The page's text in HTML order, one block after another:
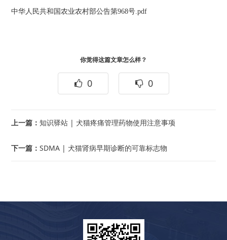
中华人民共和国农业农村部公告第968号.pdf
你觉得这篇文章怎么样？
0 0
上一篇：知识驿站 | 犬猫疼痛管理药物使用注意事项
下一篇：SDMA | 犬猫肾病早期诊断的可靠标志物